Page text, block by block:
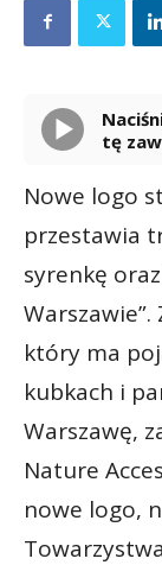
Naciśnij przycisk odtwarzania, aby odsłuchać
tę
Nowe logo
przestawia
syrenkę
który ma
kubkach i
Warszawę,
Nature
nowe logo,